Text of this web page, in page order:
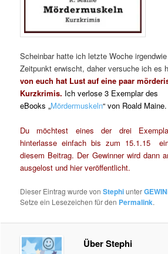
Scheinbar hatte ich letzte Woche
Zeitpunkt erwischt, daher versuche ich es
von euch hat Lust auf eine paar
Kurzkrimis. Ich verlose 3 Exemplar des
eBooks „Mördermuskeln“ von Roald Maine.
Du möchtest eines der drei
hinterlasse einfach bis zum 15.1.15
diesem Beitrag. Der Gewinner wird dann
ausgelost und hier veröffentlicht.
Dieser Eintrag wurde vonStephiunter
Setze ein Lesezeichen für den Permalink.
Über Stephi